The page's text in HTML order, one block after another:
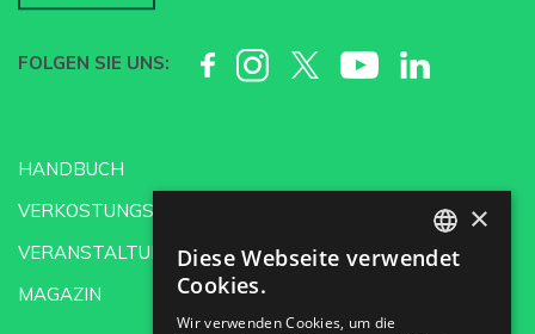
FOLGEN SIE UNS:
HANDBUCH
VERKOSTUNGSSCHULE
VERANSTALTUNGEN
MAGAZIN
SPANISH
×
Diese Webseite verwendet
Cookies.
Wir verwenden Cookies, um die